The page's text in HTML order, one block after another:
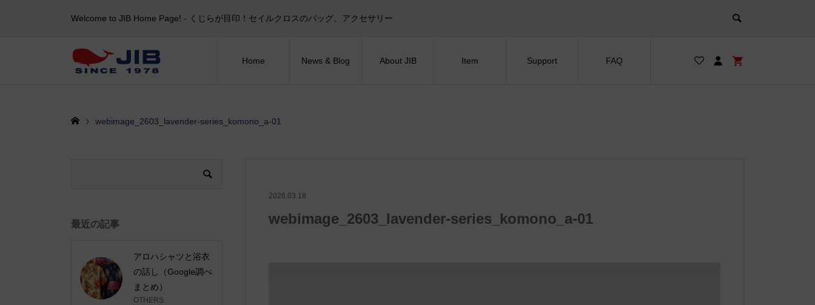
Welcome to JIB Home Page! ‐ くじらが目印！セイルクロスのバッグ、アクセサリー
Home News & Blog About JIB Item Support FAQ
webimage_2603_lavender-series_komono_a-01
2026.03.18
webimage_2603_lavender-series_komono_a-01
最近の記事
アロハシャツと浴衣
の話し（Google調べ
まとめ）
OTHERS